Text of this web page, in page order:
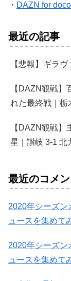
・ DAZN for
最近の記事
【悲報】ギラ
【DAZN観戦
れた最終戦｜栃
【DAZN観戦
星｜讃岐 3-1 北
最近のコメン
2020年シーズン
ュースを集めて
2020年シーズン
ュースを集めて